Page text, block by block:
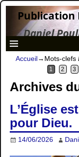
Publication
Daniel
Accueil→Mots-clefs
1 2 3
Archives
L’Église
pour Dieu.
14/06/2026